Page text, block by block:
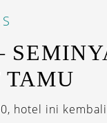
TAMU
hotel ini